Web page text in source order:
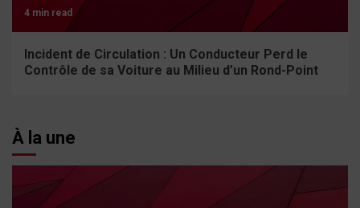
4 min read
Incident de Circulation : Un Conducteur Perd le
Contrôle de sa Voiture au Milieu d’un Rond-Point
À la une